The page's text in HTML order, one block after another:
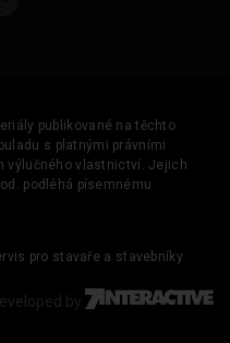
publikované na těchto
s platnými právními
výlučného vlastnictví. Jejich
podléhá písemnému
pro stavaře a stavebníky
by